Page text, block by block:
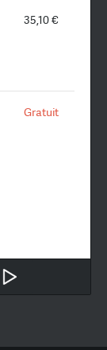
35,10 €
Gratuit